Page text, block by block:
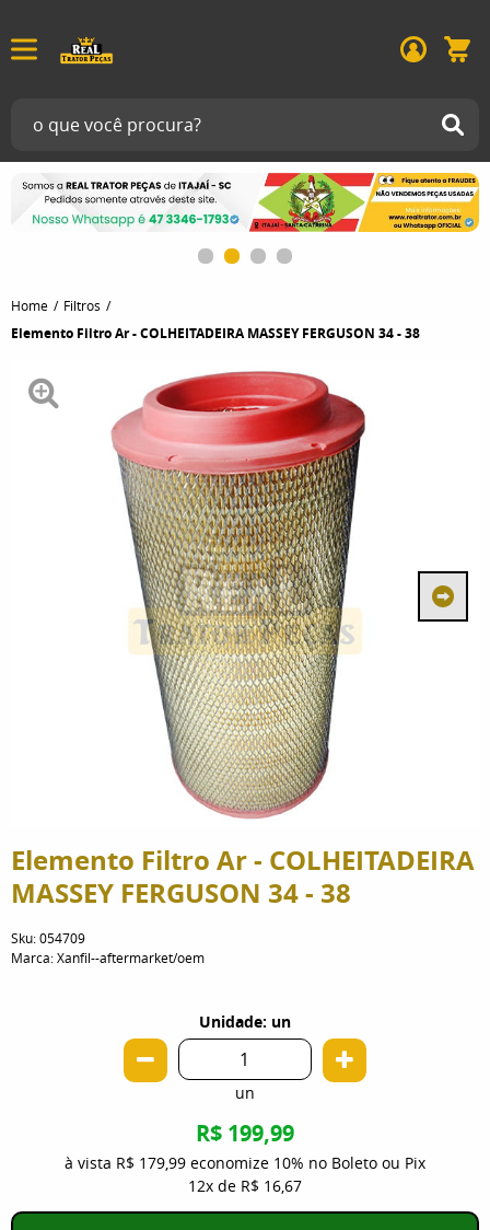
Home Filtros
Elemento Filtro Ar - COLHEITADEIRA MASSEY FERGUSON 34 - 38
Elemento Filtro Ar - COLHEITADEIRA
MASSEY FERGUSON 34 - 38
Sku:054709
Marca:Xanfil--aftermarket/oem
Unidade: un
un
R$ 199,99
à vista R$ 179,99 economize 10% no Boleto ou Pix
12x de R$ 16,67